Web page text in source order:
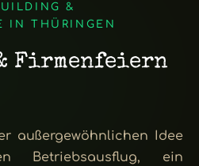
&
IN THÜRINGEN
Firmenfeiern
außergewöhnlichen Idee
Betriebsausflug, ein